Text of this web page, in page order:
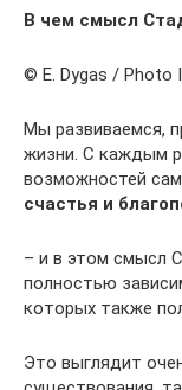
В чем смысл
© E. Dygas / Photo
Мы развиваемся,
жизни. С каждым
возможностей
счастья и
– и в этом смысл
полностью
которых также
Это выглядит